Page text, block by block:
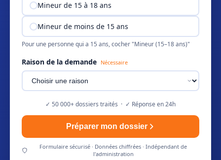
Mineur de 15 à 18 ans
Mineur de moins de 15 ans
Pour une personne qui a 15 ans, cocher "Mineur (15–18 ans)"
Raison de la demande Nécessaire
✓ 50 000+ dossiers traités · ✓ Réponse en 24h
Préparer mon dossier
Formulaire sécurisé · Données chiffrées · Indépendant de
l'administration